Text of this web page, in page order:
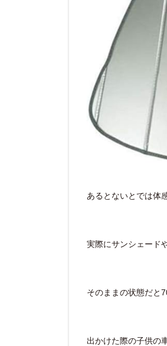
あるとないとでは体
実際にサンシェード
そのままの状態だと
出かけた際の子供の